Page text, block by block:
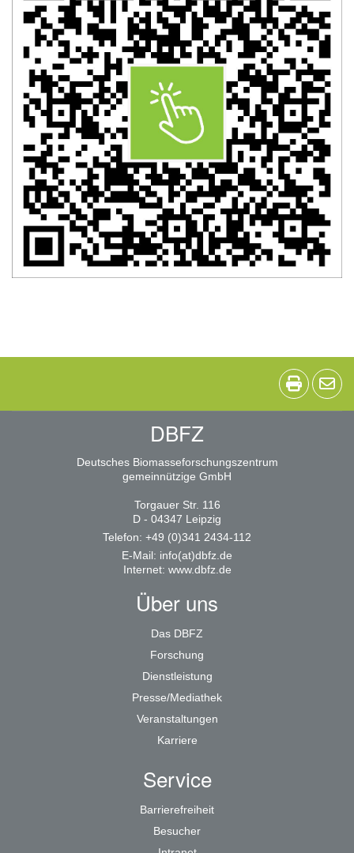
DBFZ
Deutsches Biomasseforschungszentrum
gemeinnützige GmbH
Torgauer Str. 116
D - 04347 Leipzig
Telefon: +49 (0)341 2434-112
E-Mail: info(at)dbfz.de
Internet: www.dbfz.de
Über uns
Das DBFZ
Forschung
Dienstleistung
Presse/Mediathek
Veranstaltungen
Karriere
Service
Barrierefreiheit
Besucher